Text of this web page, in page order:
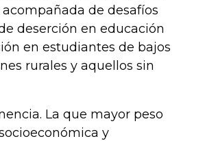
de desafíos
deserción en educación
en estudiantes de bajos
rurales y aquellos sin
La que mayor peso
y